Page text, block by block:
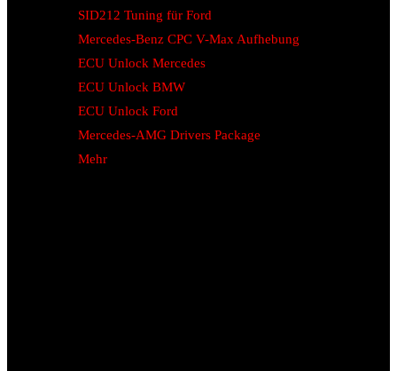
SID212 Tuning für Ford
Mercedes-Benz CPC V-Max Aufhebung
ECU Unlock Mercedes
ECU Unlock BMW
ECU Unlock Ford
Mercedes-AMG Drivers Package
Mehr